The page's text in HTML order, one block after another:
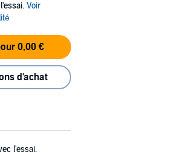
Voir
0,00 €
d'achat
l'essai.